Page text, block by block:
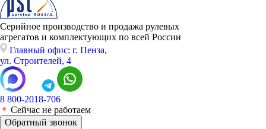
Серийное производство и продажа рулевых
агрегатов и комплектующих по всей России
Главный офис: г. Пенза,
ул. Строителей, 4
8 800-2018-706
Сейчас не работаем
Обратный звонок